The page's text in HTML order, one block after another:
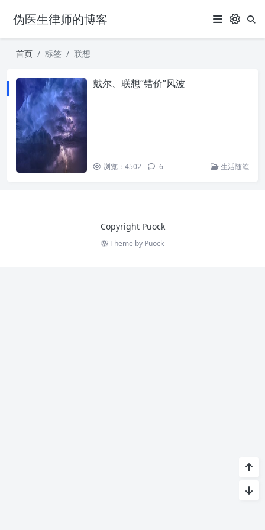
伪医生律师的博客
首页 标签 联想
戴尔、联想“错价”风波
浏览：4502 6 生活随笔
Copyright Puock
Theme by Puock